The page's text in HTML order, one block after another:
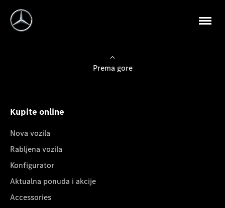
Prema gore
Kupite online
Nova vozila
Rabljena vozila
Konfigurator
Aktualna ponuda i akcije
Accessories